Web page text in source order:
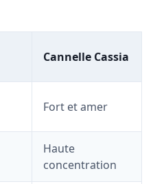
Cannelle Cassia
Fort et amer
Haute
concentration